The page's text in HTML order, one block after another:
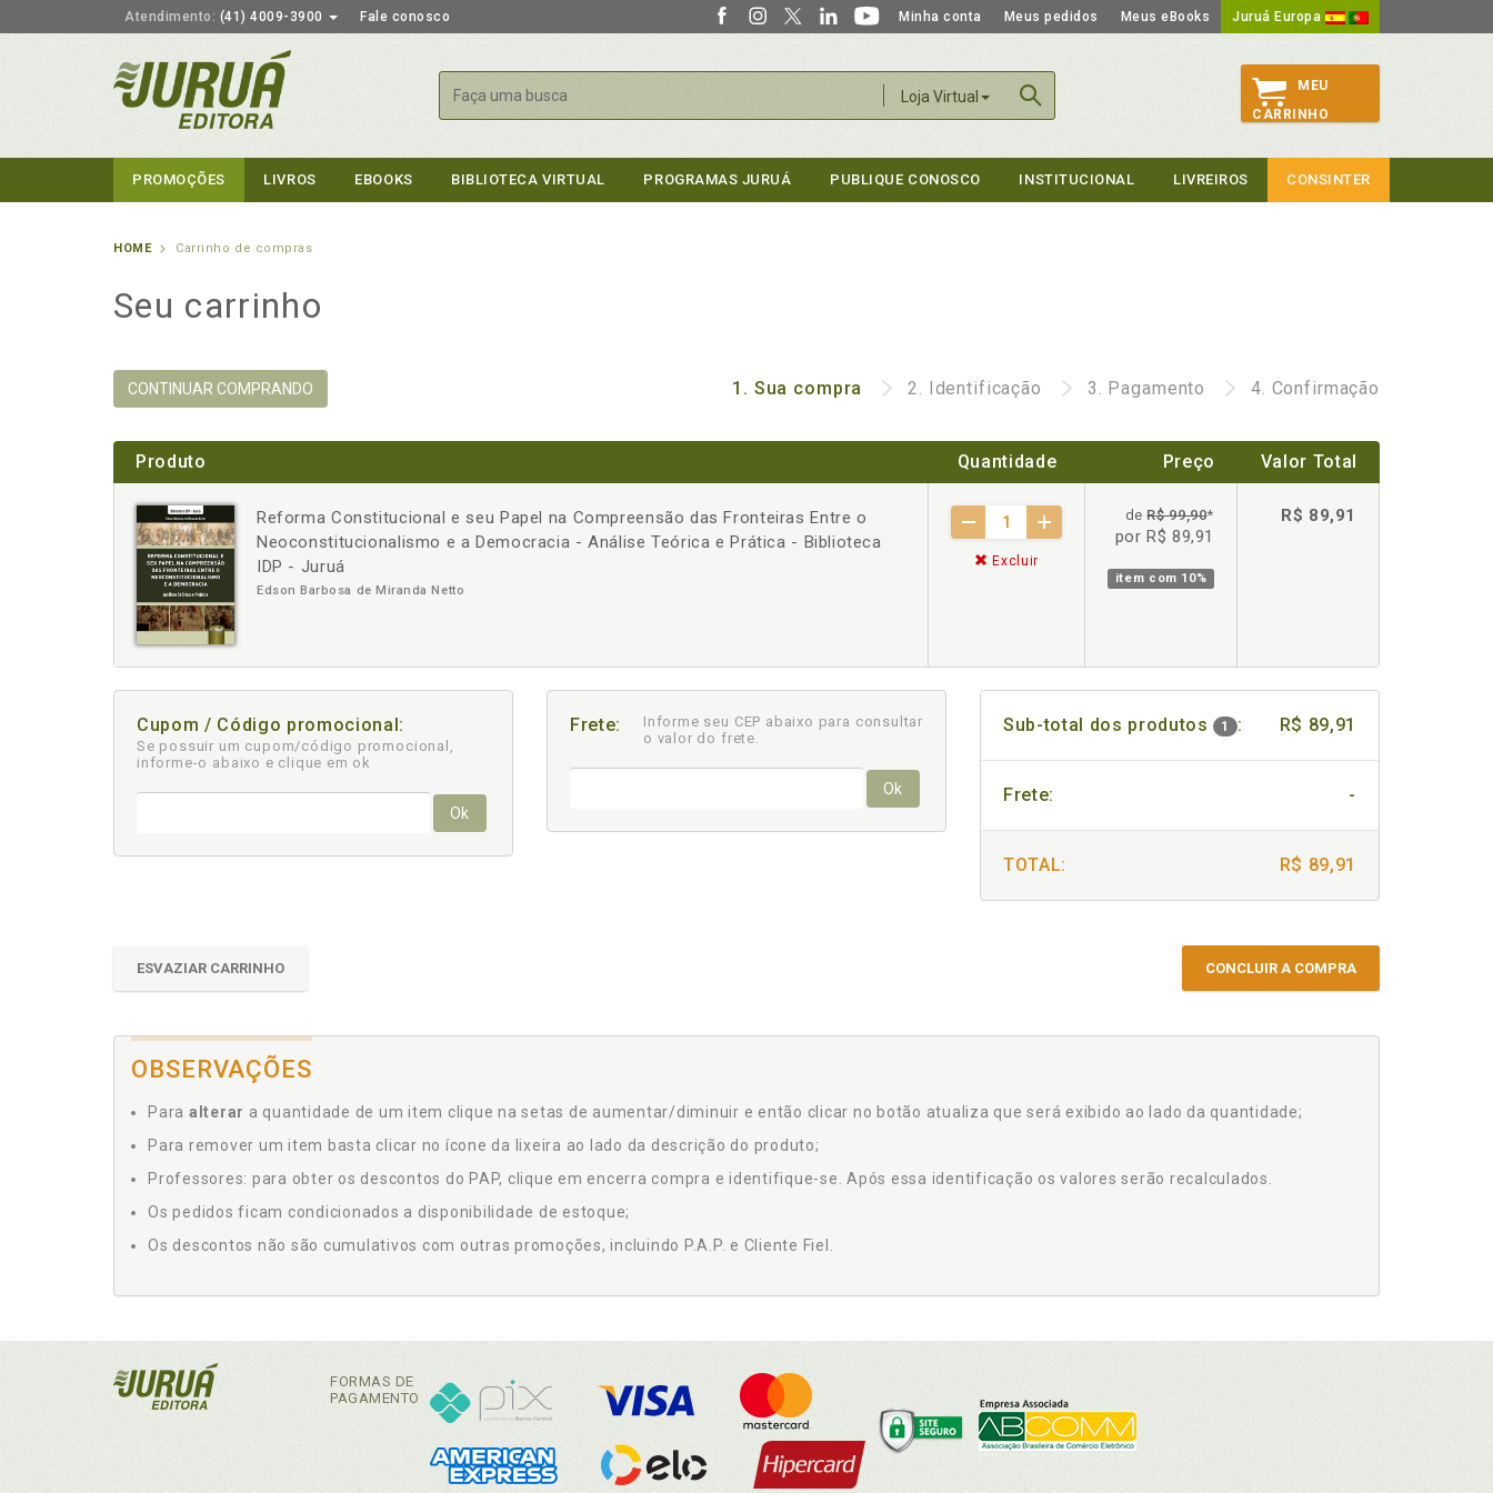
Atendimento: (41) 4009-3900 Fale conosco Minha conta Meus pedidos Meus eBooks Juruá Europa
Loja Virtual
Buscar
MEU
CARRINHO
PROMOÇÕES LIVROS EBOOKS BIBLIOTECA VIRTUAL PROGRAMAS JURUÁ PUBLIQUE CONOSCO INSTITUCIONAL LIVREIROS CONSINTER
HOME Carrinho de compras
Seu carrinho
CONTINUAR COMPRANDO 1. Sua compra 2. Identificação 3. Pagamento 4. Confirmação
Produto Quantidade Preço Valor Total
Reforma Constitucional e seu Papel na Compreensão das Fronteiras Entre o
Neoconstitucionalismo e a Democracia - Análise Teórica e Prática - Biblioteca
IDP - Juruá
Edson Barbosa de Miranda Netto
- +
Excluir
deR$ 99,90*
por R$ 89,91
item com 10%
R$ 89,91
Cupom / Código promocional:
Se possuir um cupom/código promocional,
informe-o abaixo e clique em ok
Ok
Frete:
Informe seu CEP abaixo para consultar
o valor do frete.
Ok
Sub-total dos produtos 1 : R$ 89,91
Frete: -
TOTAL: R$ 89,91
ESVAZIAR CARRINHO CONCLUIR A COMPRA
OBSERVAÇÕES
Para alterar a quantidade de um item clique na setas de aumentar/diminuir e então clicar no botão atualiza que será exibido ao lado da quantidade;
Para remover um item basta clicar no ícone da lixeira ao lado da descrição do produto;
Professores: para obter os descontos do PAP, clique em encerra compra e identifique-se. Após essa identificação os valores serão recalculados.
Os pedidos ficam condicionados a disponibilidade de estoque;
Os descontos não são cumulativos com outras promoções, incluindo P.A.P. e Cliente Fiel.
FORMAS DE
PAGAMENTO